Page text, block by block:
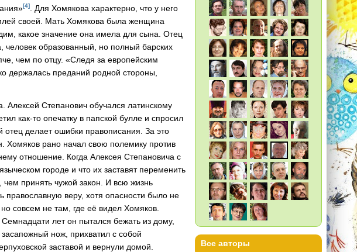
[4]
. Для Хомякова характерно, что у него
своей. Мать Хомякова была женщина
какое значение она имела для сына. Отец
человек образованный, но полный барских
чем по отцу. «Следя за европейским
держалась преданий родной стороны,
Алексей Степанович обучался латинскому
как-то опечатку в папской булле и спросил
отец делает ошибки правописания. За это
Хомяков рано начал свою полемику против
отношение. Когда Алексея Степановича с
городе и что их заставят переменить
принять чужой закон. И всю жизнь
православную веру, хотя опасности было не
совсем не там, где её видел Хомяков.
лет он пытался бежать из дому,
нож, прихватил с собой
заставой и вернули домой.
Все авторы